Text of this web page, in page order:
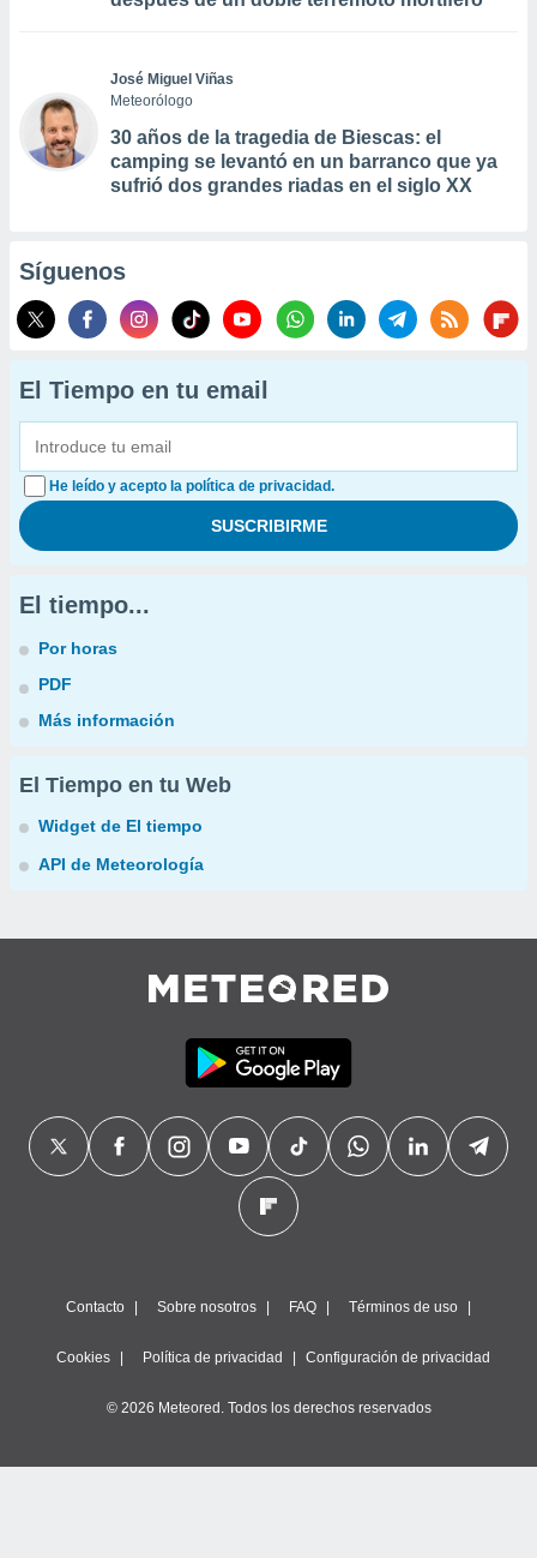
José Miguel Viñas
Meteorólogo
30 años de la tragedia de Biescas: el
camping se levantó en un barranco que ya
sufrió dos grandes riadas en el siglo XX
Síguenos
El Tiempo en tu email
He leído y acepto la política de privacidad.
El tiempo...
Por horas
PDF
Más información
El Tiempo en tu Web
Widget de El tiempo
API de Meteorología
Contacto Sobre nosotros FAQ Términos de uso
Cookies Política de privacidad Configuración de privacidad
© 2026 Meteored. Todos los derechos reservados